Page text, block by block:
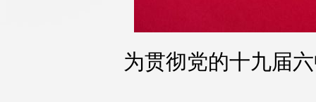
为贯彻党的十九届